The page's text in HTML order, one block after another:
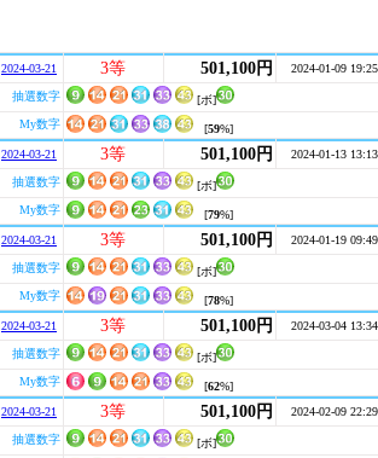
2024-03-21 3等 501,100円 2024-01-09 19:25
抽選数字
[ボ]
My数字
[59%]
2024-03-21 3等 501,100円 2024-01-13 13:13
抽選数字
[ボ]
My数字
[79%]
2024-03-21 3等 501,100円 2024-01-19 09:49
抽選数字
[ボ]
My数字
[78%]
2024-03-21 3等 501,100円 2024-03-04 13:34
抽選数字
[ボ]
My数字
[62%]
2024-03-21 3等 501,100円 2024-02-09 22:29
抽選数字
[ボ]